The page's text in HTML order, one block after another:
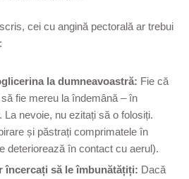
cei cu angină pectorală ar trebui
la dumneavoastră: Fie că
fie mereu la îndemână – în
La nevoie, nu ezitați să o folosiți.
și păstrați comprimatele în
deteriorează în contact cu aerul).
încercați să le îmbunătățiți: Dacă